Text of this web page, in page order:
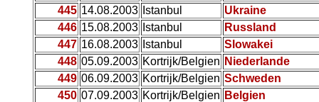
445 14.08.2003 Istanbul
Ukraine
446 15.08.2003 Istanbul
Russland
447 16.08.2003 Istanbul
Slowakei
448 05.09.2003 Kortrijk/Belgien Niederlande
449 06.09.2003 Kortrijk/Belgien Schweden
450 07.09.2003 Kortrijk/Belgien Belgien